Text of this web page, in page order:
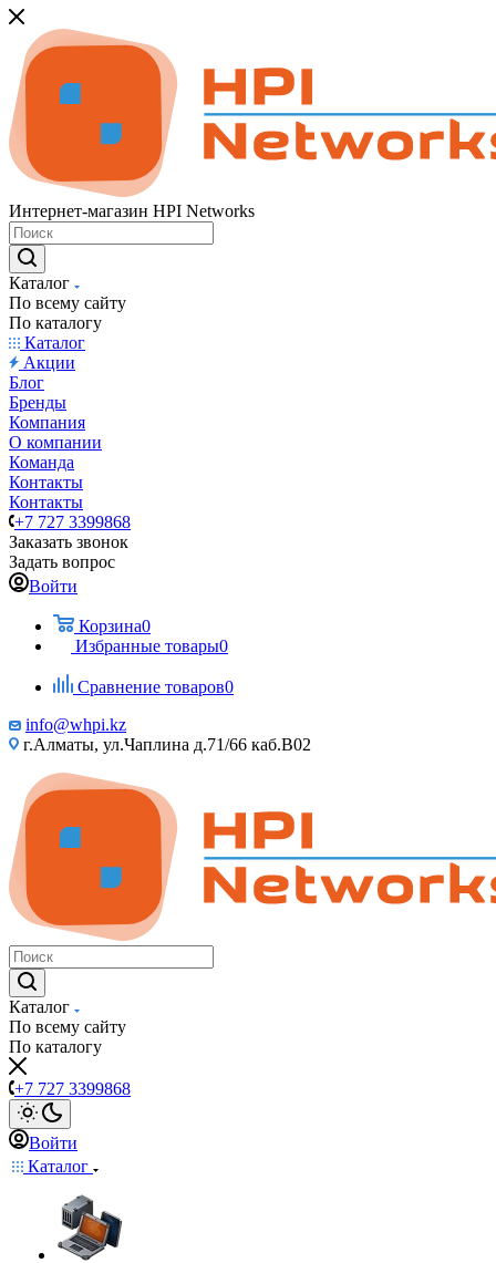
Интернет-магазин HPI Networks
Каталог
По всему сайту
По каталогу
Каталог
Акции
Блог
Бренды
Компания
О компании
Команда
Контакты
Контакты
+7 727 3399868
Заказать звонок
Задать вопрос
Войти
Корзина0
Избранные товары0
Сравнение товаров0
info@whpi.kz
г.Алматы, ул.Чаплина д.71/66 каб.B02
Каталог
По всему сайту
По каталогу
+7 727 3399868
Войти
Каталог